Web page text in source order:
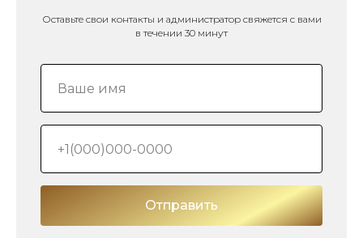
Оставьте свои контакты и администратор свяжется с вами
в течении 30 минут
Отправить